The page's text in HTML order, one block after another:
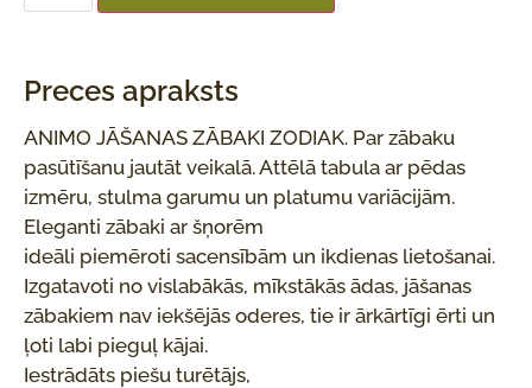
Preces apraksts
ANIMO JĀŠANAS ZĀBAKI ZODIAK. Par zābaku
pasūtīšanu jautāt veikalā. Attēlā tabula ar pēdas
izmēru, stulma garumu un platumu variācijām.
Eleganti zābaki ar šņorēm
ideāli piemēroti sacensībām un ikdienas lietošanai.
Izgatavoti no vislabākās, mīkstākās ādas, jāšanas
zābakiem nav iekšējās oderes, tie ir ārkārtīgi ērti un
ļoti labi pieguļ kājai.
Iestrādāts piešu turētājs,